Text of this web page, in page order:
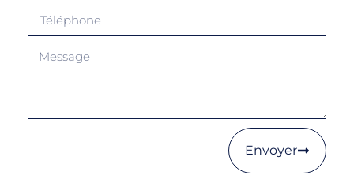
Envoyer